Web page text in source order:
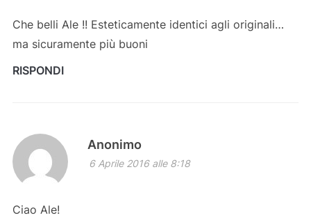
Che belli Ale !! Esteticamente identici agli originali…
ma sicuramente più buoni
RISPONDI
Anonimo
6 Aprile 2016 alle 8:18
Ciao Ale!